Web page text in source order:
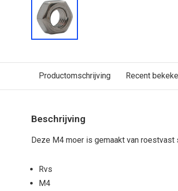
Productomschrijving Recent
Beschrijving
Deze M4 moer is gemaakt van roestvast
Rvs
M4